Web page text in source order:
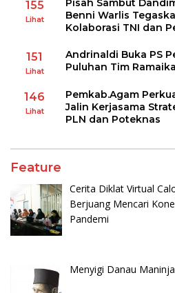
155
Lihat
Pisah Sambut
Benni Warlis
Kolaborasi TNI dan
151
Lihat
Andrinaldi Buka PS
Puluhan Tim
146
Lihat
Pemkab.Agam
Jalin Kerjasama
PLN dan Poteknas
Feature
Cerita Diklat Virtual
Berjuang Mencari
Pandemi
Menyigi Danau